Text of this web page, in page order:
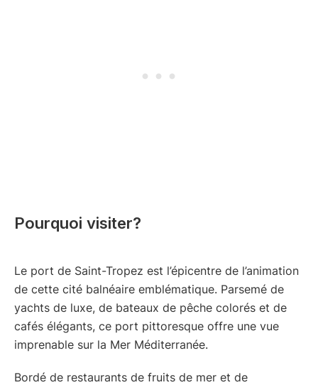
Pourquoi visiter?
Le port de Saint-Tropez est l’épicentre de l’animation
de cette cité balnéaire emblématique. Parsemé de
yachts de luxe, de bateaux de pêche colorés et de
cafés élégants, ce port pittoresque offre une vue
imprenable sur la Mer Méditerranée.
Bordé de restaurants de fruits de mer et de